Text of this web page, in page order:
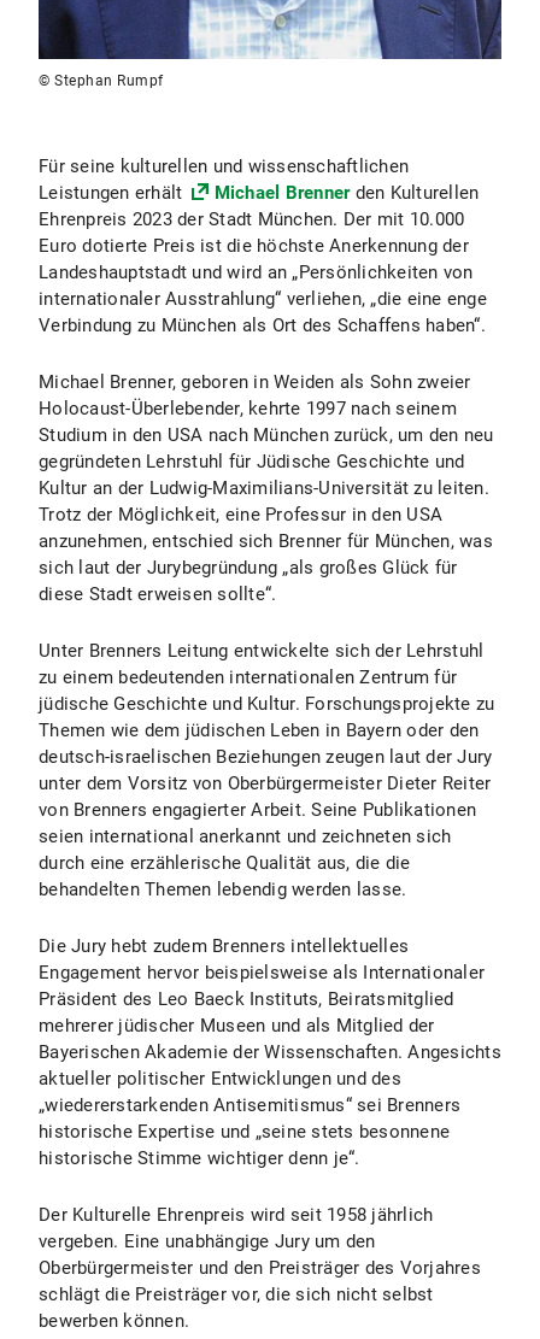
© Stephan Rumpf
Für seine kulturellen und wissenschaftlichen
Leistungen erhält
Michael Brennerden Kulturellen
Ehrenpreis 2023 der Stadt München. Der mit 10.000
Euro dotierte Preis ist die höchste Anerkennung der
Landeshauptstadt und wird an „Persönlichkeiten von
internationaler Ausstrahlung“ verliehen, „die eine enge
Verbindung zu München als Ort des Schaffens haben“.
Michael Brenner, geboren in Weiden als Sohn zweier
Holocaust-Überlebender, kehrte 1997 nach seinem
Studium in den USA nach München zurück, um den neu
gegründeten Lehrstuhl für Jüdische Geschichte und
Kultur an der Ludwig-Maximilians-Universität zu leiten.
Trotz der Möglichkeit, eine Professur in den USA
anzunehmen, entschied sich Brenner für München, was
sich laut der Jurybegründung „als großes Glück für
diese Stadt erweisen sollte“.
Unter Brenners Leitung entwickelte sich der Lehrstuhl
zu einem bedeutenden internationalen Zentrum für
jüdische Geschichte und Kultur. Forschungsprojekte zu
Themen wie dem jüdischen Leben in Bayern oder den
deutsch-israelischen Beziehungen zeugen laut der Jury
unter dem Vorsitz von Oberbürgermeister Dieter Reiter
von Brenners engagierter Arbeit. Seine Publikationen
seien international anerkannt und zeichneten sich
durch eine erzählerische Qualität aus, die die
behandelten Themen lebendig werden lasse.
Die Jury hebt zudem Brenners intellektuelles
Engagement hervor beispielsweise als Internationaler
Präsident des Leo Baeck Instituts, Beiratsmitglied
mehrerer jüdischer Museen und als Mitglied der
Bayerischen Akademie der Wissenschaften. Angesichts
aktueller politischer Entwicklungen und des
„wiedererstarkenden Antisemitismus“ sei Brenners
historische Expertise und „seine stets besonnene
historische Stimme wichtiger denn je“.
Der Kulturelle Ehrenpreis wird seit 1958 jährlich
vergeben. Eine unabhängige Jury um den
Oberbürgermeister und den Preisträger des Vorjahres
schlägt die Preisträger vor, die sich nicht selbst
bewerben können.